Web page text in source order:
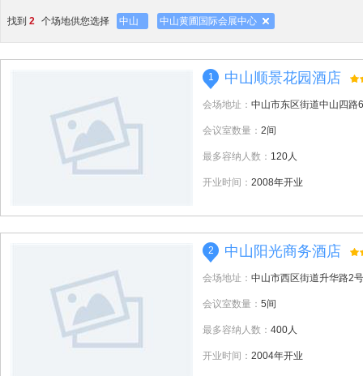
找到 2 个场地供您选择 中山 中山黄圃国际会展中心
1 中山顺景花园酒店
会场地址： 中山市东区街道中山四路
会议室数量： 2间
最多容纳人数： 120人
开业时间： 2008年开业
2 中山阳光商务酒店
会场地址： 中山市西区街道升华路2号
会议室数量： 5间
最多容纳人数： 400人
开业时间： 2004年开业